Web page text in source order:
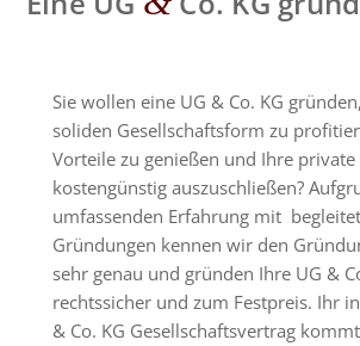
Sie wollen eine UG & Co. KG
soliden Gesellschaftsform zu
Vorteile zu genießen und Ihre
kostengünstig auszuschließen?
umfassenden Erfahrung mit
Gründungen kennen wir den
sehr genau und gründen Ihre UG &
rechtssicher und zum Festpreis. Ihr
& Co. KG Gesellschaftsvertrag